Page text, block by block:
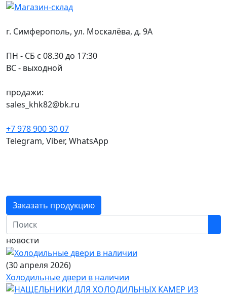
г. Симферополь, ул. Москалёва, д. 9А
ПН - СБ с 08.30 до 17:30
ВС - выходной
продажи:
sales_khk82@bk.ru
+7 978 900 30 07
Telegram, Viber, WhatsApp
Заказать продукцию
новости
(30 апреля 2026)
Холодильные двери в наличии